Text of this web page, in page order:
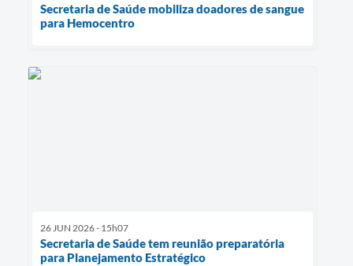
Secretaria de Saúde mobiliza doadores de sangue
para Hemocentro
26 JUN 2026 - 15h07
Secretaria de Saúde tem reunião preparatória
para Planejamento Estratégico